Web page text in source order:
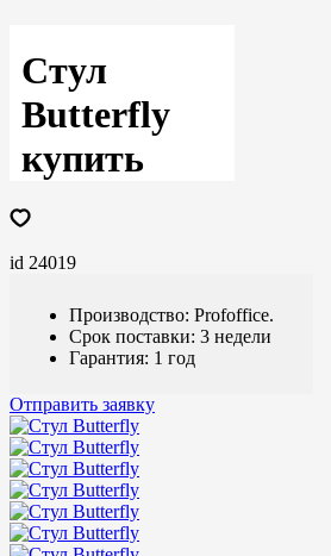
Стул
Butterfly
купить
id 24019
Производство: Profoffice.
Срок поставки: 3 недели
Гарантия: 1 год
Отправить заявку